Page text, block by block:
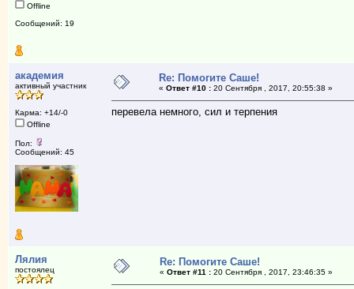
Offline
Сообщений: 19
академия
активный участник
Карма: +14/-0
Offline
Пол:
Сообщений: 45
Re: Помогите Саше!
« Ответ #10 :20 Сентября , 2017, 20:55:38 »
перевела немного, сил и терпения
Лялия
постоялец
Re: Помогите Саше!
« Ответ #11 :20 Сентября , 2017, 23:46:35 »